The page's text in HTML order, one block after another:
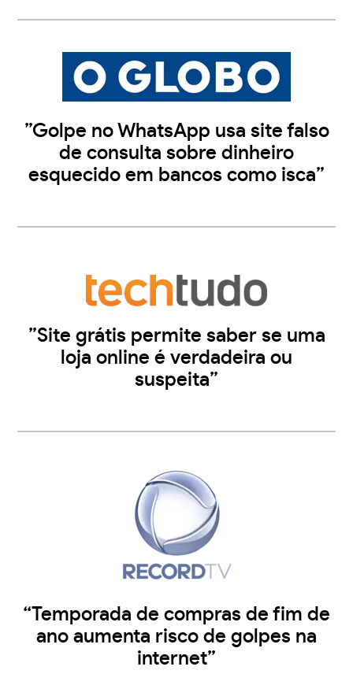
”Golpe no WhatsApp usa site falso
de consulta sobre dinheiro
esquecido em bancos como isca”
”Site grátis permite saber se uma
loja online é verdadeira ou
suspeita”
“Temporada de compras de fim de
ano aumenta risco de golpes na
internet”